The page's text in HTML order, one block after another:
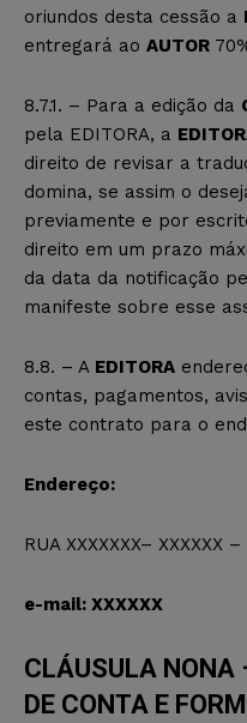
oriundos desta cessão a
entregará ao AUTOR
8.7.1. – Para a edição da
pela EDITORA, a
direito de revisar a
domina, se assim o
previamente e por
direito em um prazo
da data da notificação
manifeste sobre esse
8.8. – A EDITORA
contas, pagamentos,
este contrato para o
Endereço:
RUA XXXXXXX– XXXXXX
e-mail: XXXXXX
CLÁUSULA NONA
DE CONTA E